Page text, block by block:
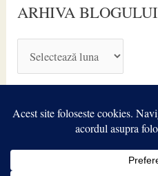
ARHIVA BLOGULUI
R
I